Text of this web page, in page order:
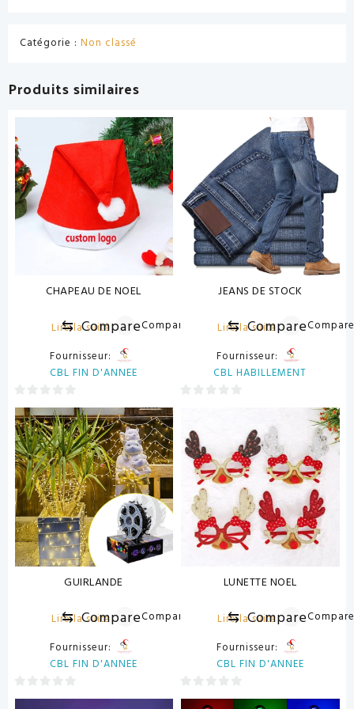
Catégorie : Non classé
Produits similaires
CHAPEAU DE NOEL
Lire la suite
⇆ CompareCompare
Fournisseur:
CBL FIN D'ANNEE
0
sur
5
JEANS DE STOCK
Lire la suite
⇆ Compare
Fournisseur:
CBL HABILLEMENT
5
GUIRLANDE
Lire la suite
⇆ CompareCompare
Fournisseur:
CBL FIN D'ANNEE
0
LUNETTE NOEL
Lire la suite
⇆ Compare
Fournisseur:
CBL FIN D'ANNEE
0